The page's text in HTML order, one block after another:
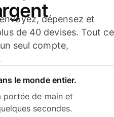
dépensez et
de 40 devises. Tout ce
seul compte,
le monde entier.
portée de main et
secondes.